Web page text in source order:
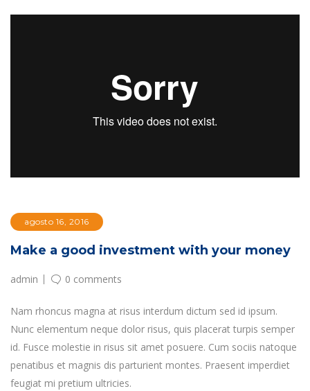
agosto 16, 2016
Make a good investment with your money
admin 0 comments
Nam rhoncus magna at risus interdum dictum sed id ipsum.
Nunc elementum neque dolor risus, quis placerat turpis semper
id. Fusce molestie in risus sit amet posuere. Cum sociis natoque
penatibus et magnis dis parturient montes. Praesent imperdiet
feugiat mi pretium ultricies.